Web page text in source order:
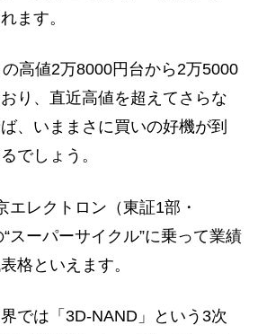
ます。
高値2万8000円台から2万5000
り、直近高値を超えてさらな
、いままさに買いの好機が到
でしょう。
レクトロン（東証1部・
スーパーサイクル”に乗って業績
格といえます。
では「3D-NAND」という3次